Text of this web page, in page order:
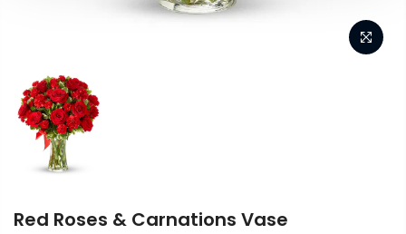
Red Roses & Carnations Vase